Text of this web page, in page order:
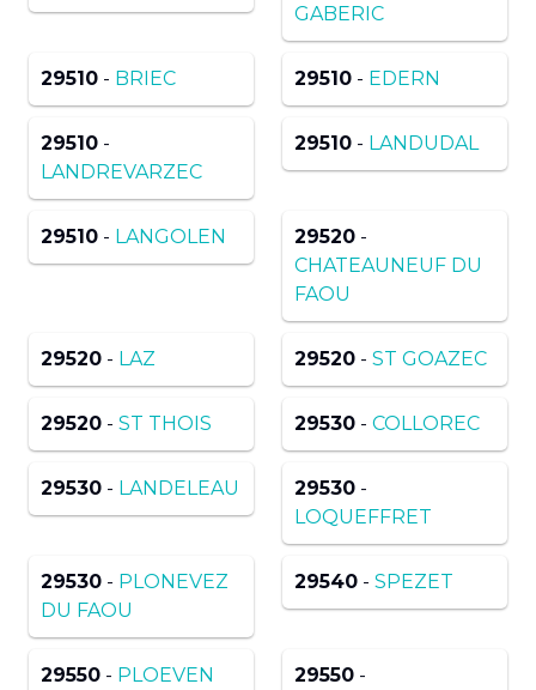
GABERIC
29510 - BRIEC 29510 - EDERN
29510 -
LANDREVARZEC
29510 - LANDUDAL
29510 - LANGOLEN 29520 -
CHATEAUNEUF DU
FAOU
29520 - LAZ 29520 - ST GOAZEC
29520 - ST THOIS 29530 - COLLOREC
29530 - LANDELEAU 29530 -
LOQUEFFRET
29530 - PLONEVEZ
DU FAOU
29540 - SPEZET
29550 - PLOEVEN 29550 -